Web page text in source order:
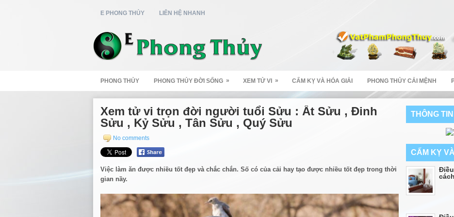
E PHONG THỦY LIÊN HỆ NHANH
PHONG THỦY PHONG THỦY ĐỜI SỐNG » XEM TỬ VI » CẤM KỴ VÀ HÓA GIẢI PHONG THỦY CẢI MỆNH
Xem tử vi trọn đời người tuổi Sửu : Ất Sửu , Đinh
Sửu , Kỷ Sửu , Tân Sửu , Quý Sửu
No comments
Việc làm ăn được nhiều tốt đẹp và chắc chắn. Số có của cải hay tạo được nhiều tốt đẹp trong thời
gian nầy.
THÔNG
CẤM KỴ